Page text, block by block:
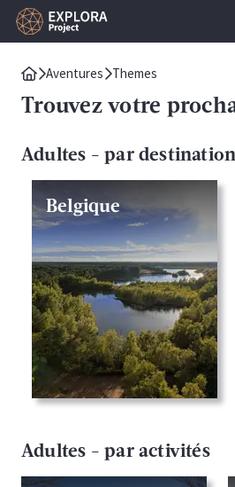
Aventures Themes
Trouvez votre
Adultes - par destination
Belgique
Adultes - par activités